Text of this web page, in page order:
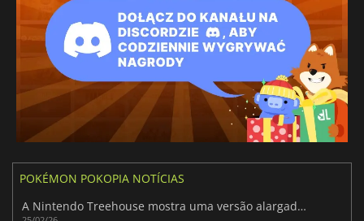
POKÉMON POKOPIA NOTÍCIAS
A Nintendo Treehouse mostra uma versão alargada do jogo Pokémon Pokopia